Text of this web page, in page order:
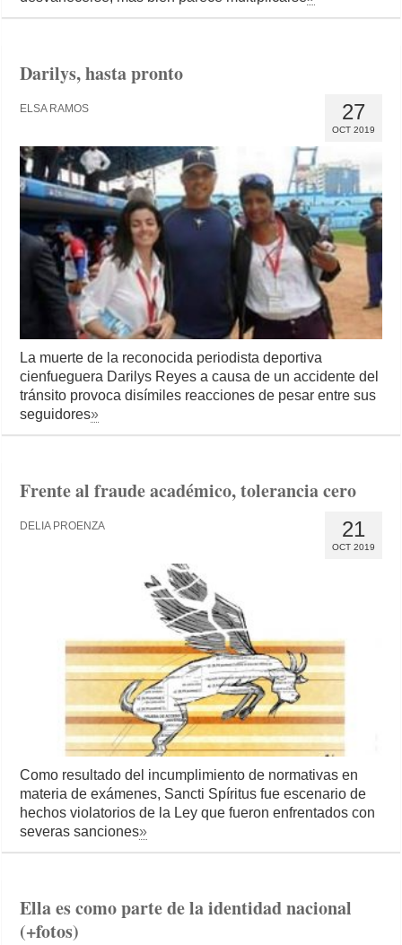
Darilys, hasta pronto
27
OCT 2019
ELSA RAMOS
La muerte de la reconocida periodista deportiva
cienfueguera Darilys Reyes a causa de un accidente del
tránsito provoca disímiles reacciones de pesar entre sus
seguidores»
Frente al fraude académico, tolerancia cero
21
OCT 2019
DELIA PROENZA
Como resultado del incumplimiento de normativas en
materia de exámenes, Sancti Spíritus fue escenario de
hechos violatorios de la Ley que fueron enfrentados con
severas sanciones»
Ella es como parte de la identidad nacional
(+fotos)